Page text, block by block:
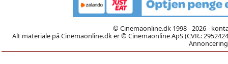
© Cinemaonline.dk 1998 - 2026 -
Alt materiale på Cinemaonline.dk er © Cinemaonline ApS (CVR.: